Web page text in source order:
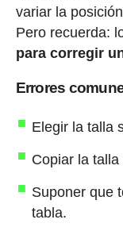
variar la
Pero recuerda:
para corregir
Errores
Elegir la talla
Copiar la
Suponer que
tabla.